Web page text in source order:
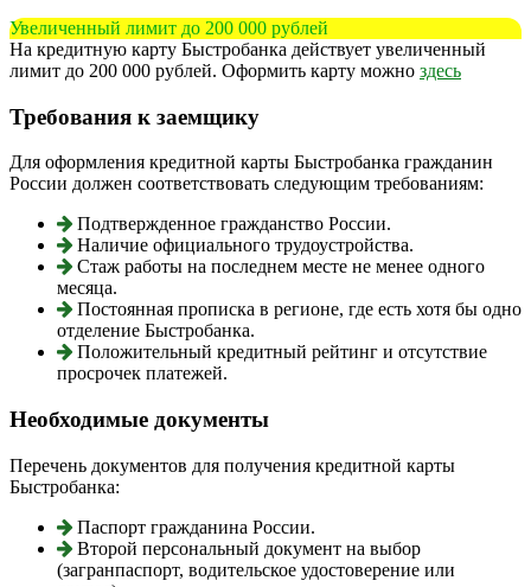
Увеличенный лимит до 200 000 рублей
На кредитную карту Быстробанка действует увеличенный
лимит до 200 000 рублей. Оформить карту можно здесь
Требования к заемщику
Для оформления кредитной карты Быстробанка гражданин
России должен соответствовать следующим требованиям:
Подтвержденное гражданство России.
Наличие официального трудоустройства.
Стаж работы на последнем месте не менее одного
месяца.
Постоянная прописка в регионе, где есть хотя бы одно
отделение Быстробанка.
Положительный кредитный рейтинг и отсутствие
просрочек платежей.
Необходимые документы
Перечень документов для получения кредитной карты
Быстробанка:
Паспорт гражданина России.
Второй персональный документ на выбор
(загранпаспорт, водительское удостоверение или